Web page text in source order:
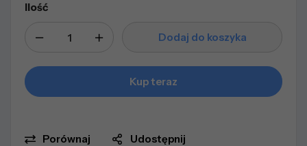
Ilość
Dodaj do koszyka
Kup teraz
Porównaj Udostępnij